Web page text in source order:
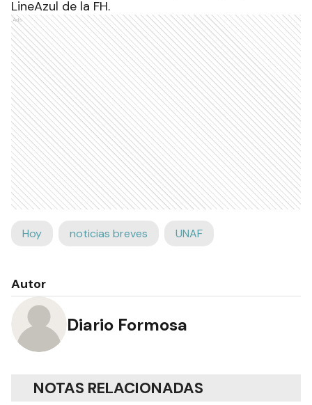
LineAzul de la FH.
Ads
Hoy noticias breves UNAF
Autor
Diario Formosa
NOTAS RELACIONADAS